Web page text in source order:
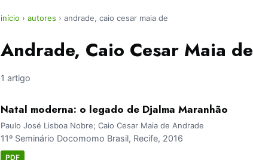
início › autores › andrade, caio cesar maia de
Andrade, Caio Cesar Maia de
1 artigo
Natal moderna: o legado de Djalma Maranhão
Paulo José Lisboa Nobre; Caio Cesar Maia de Andrade
11º Seminário Docomomo Brasil, Recife, 2016
PDF